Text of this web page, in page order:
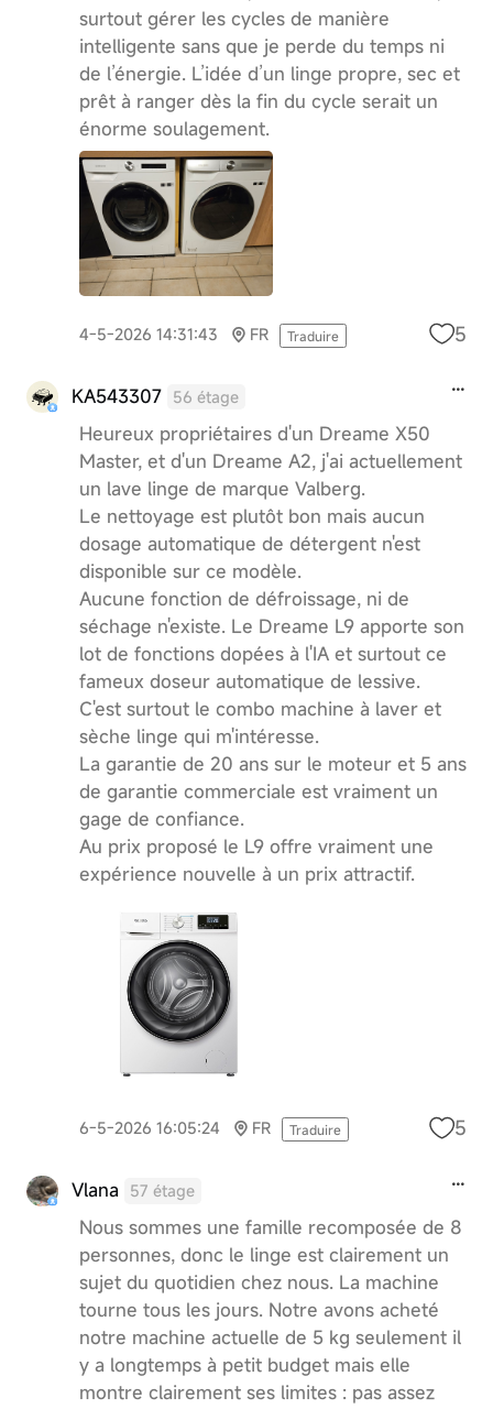
surtout gérer les cycles de manière
intelligente sans que je perde du temps ni
de l’énergie. L’idée d’un linge propre, sec et
prêt à ranger dès la fin du cycle serait un
énorme soulagement.
4-5-2026 14:31:43 FR Traduire 5
KA543307 56 étage
Heureux propriétaires d'un Dreame X50
Master, et d'un Dreame A2, j'ai actuellement
un lave linge de marque Valberg.
Le nettoyage est plutôt bon mais aucun
dosage automatique de détergent n'est
disponible sur ce modèle.
Aucune fonction de défroissage, ni de
séchage n'existe. Le Dreame L9 apporte son
lot de fonctions dopées à l'IA et surtout ce
fameux doseur automatique de lessive.
C'est surtout le combo machine à laver et
sèche linge qui m'intéresse.
La garantie de 20 ans sur le moteur et 5 ans
de garantie commerciale est vraiment un
gage de confiance.
Au prix proposé le L9 offre vraiment une
expérience nouvelle à un prix attractif.
6-5-2026 16:05:24 FR Traduire 5
Vlana 57 étage
Nous sommes une famille recomposée de 8
personnes, donc le linge est clairement un
sujet du quotidien chez nous. La machine
tourne tous les jours. Notre avons acheté
notre machine actuelle de 5 kg seulement il
y a longtemps à petit budget mais elle
montre clairement ses limites : pas assez